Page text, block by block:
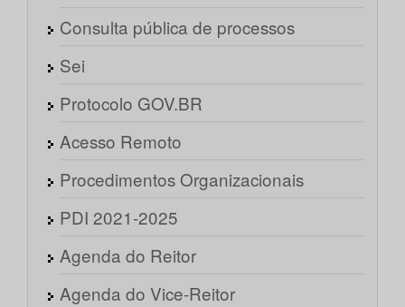
Consulta pública de processos
Sei
Protocolo GOV.BR
Acesso Remoto
Procedimentos Organizacionais
PDI 2021-2025
Agenda do Reitor
Agenda do Vice-Reitor